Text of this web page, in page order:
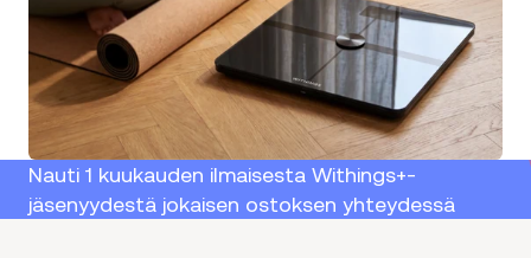
Nauti 1 kuukauden ilmaisesta Withings+-
jäsenyydestä jokaisen ostoksen yhteydessä